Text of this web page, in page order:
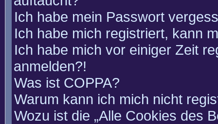
Ich habe mein Passwort
Ich habe mich registriert, kann
Ich habe mich vor einiger Zeit
anmelden?!
Was ist COPPA?
Warum kann ich mich nicht
Wozu ist die „Alle Cookies des